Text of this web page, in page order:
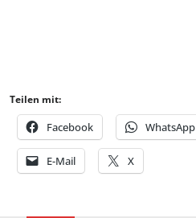
Teilen mit:
Facebook WhatsApp
E-Mail X